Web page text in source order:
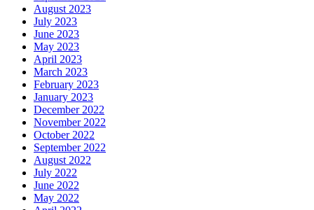
August 2023
July 2023
June 2023
May 2023
April 2023
March 2023
February 2023
January 2023
December 2022
November 2022
October 2022
September 2022
August 2022
July 2022
June 2022
May 2022